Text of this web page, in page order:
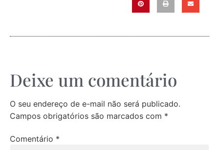
Deixe um comentário
O seu endereço de e-mail não será publicado.
Campos obrigatórios são marcados com *
Comentário *